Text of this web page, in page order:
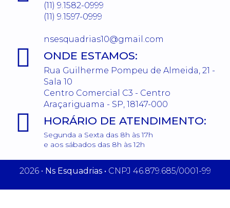
(11) 9.1582-0999
(11) 9.1597-0999
nsesquadrias10@gmail.com
ONDE ESTAMOS:
Rua Guilherme Pompeu de Almeida, 21 -
Sala 10
Centro Comercial C3 - Centro
Araçariguama - SP, 18147-000
HORÁRIO DE ATENDIMENTO:
Segunda a Sexta das 8h às 17h
e aos sábados das 8h às 12h
2026 • Ns Esquadrias •CNPJ 46.879.685/0001-99